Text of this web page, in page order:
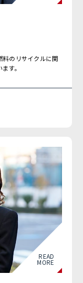
料のリサイクルに関
す。
READ
MORE